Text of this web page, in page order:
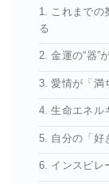
1. これまでの
る
2. 金運の“器”
3. 愛情が「満
4. 生命エネル
5. 自分の「好
6. インスピレ